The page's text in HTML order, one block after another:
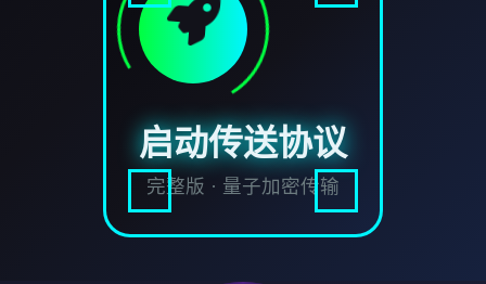
启动传送协议
完整版 · 量子加密传输